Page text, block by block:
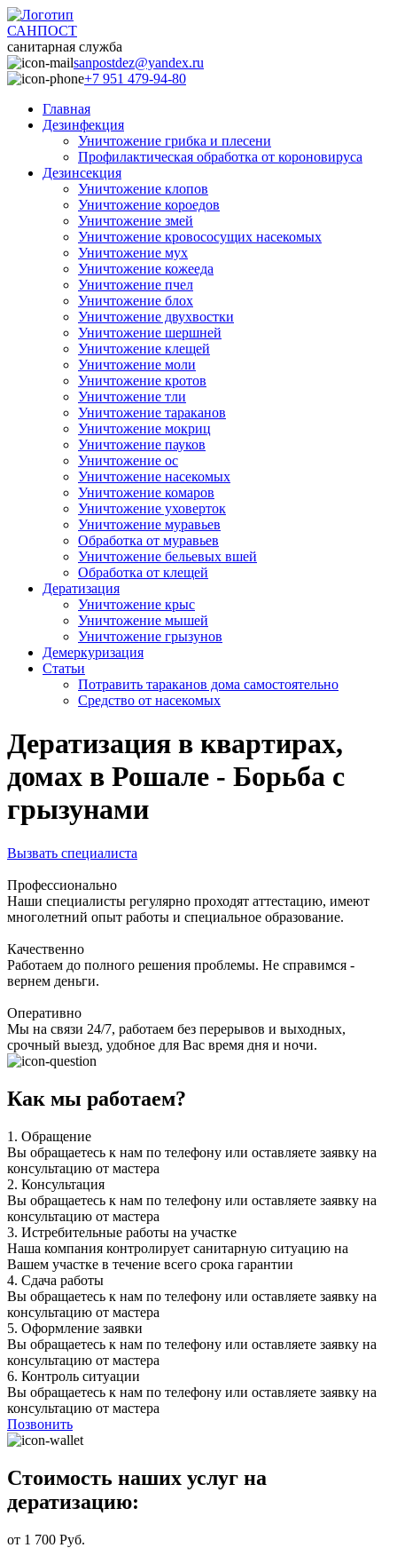
САНПОСТ
санитарная служба
sanpostdez@yandex.ru
+7 951 479-94-80
Главная
Дезинфекция
Уничтожение грибка и плесени
Профилактическая обработка от короновируса
Дезинсекция
Уничтожение клопов
Уничтожение короедов
Уничтожение змей
Уничтожение кровососущих насекомых
Уничтожение мух
Уничтожение кожееда
Уничтожение пчел
Уничтожение блох
Уничтожение двухвостки
Уничтожение шершней
Уничтожение клещей
Уничтожение моли
Уничтожение кротов
Уничтожение тли
Уничтожение тараканов
Уничтожение мокриц
Уничтожение пауков
Уничтожение ос
Уничтожение насекомых
Уничтожение комаров
Уничтожение уховерток
Уничтожение муравьев
Обработка от муравьев
Уничтожение бельевых вшей
Обработка от клещей
Дератизация
Уничтожение крыс
Уничтожение мышей
Уничтожение грызунов
Демеркуризация
Статьи
Потравить тараканов дома самостоятельно
Средство от насекомых
Дератизация в квартирах,
домах в Рошале - Борьба с
грызунами
Вызвать специалиста
Профессионально
Наши специалисты регулярно проходят аттестацию, имеют
многолетний опыт работы и специальное образование.
Качественно
Работаем до полного решения проблемы. Не справимся -
вернем деньги.
Оперативно
Мы на связи 24/7, работаем без перерывов и выходных,
срочный выезд, удобное для Вас время дня и ночи.
Как мы работаем?
1. Обращение
Вы обращаетесь к нам по телефону или оставляете заявку на
консультацию от мастера
2. Консультация
Вы обращаетесь к нам по телефону или оставляете заявку на
консультацию от мастера
3. Истребительные работы на участке
Наша компания контролирует санитарную ситуацию на
Вашем участке в течение всего срока гарантии
4. Сдача работы
Вы обращаетесь к нам по телефону или оставляете заявку на
консультацию от мастера
5. Оформление заявки
Вы обращаетесь к нам по телефону или оставляете заявку на
консультацию от мастера
6. Контроль ситуации
Вы обращаетесь к нам по телефону или оставляете заявку на
консультацию от мастера
Позвонить
Стоимость наших услуг на
дератизацию:
от 1 700 Руб.